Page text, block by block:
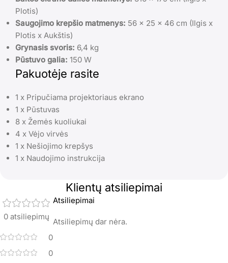
Plotis)
Saugojimo krepšio matmenys: 56 x 25 x 46 cm (Ilgis x
Plotis x Aukštis)
Grynasis svoris: 6,4 kg
Pūstuvo galia: 150 W
Pakuotėje rasite
1 x Pripučiama projektoriaus ekrano
1 x Pūstuvas
8 x Žemės kuoliukai
4 x Vėjo virvės
1 x Nešiojimo krepšys
1 x Naudojimo instrukcija
Klientų atsiliepimai
0 atsiliepimų
0
0
Atsiliepimai
Atsiliepimų dar nėra.